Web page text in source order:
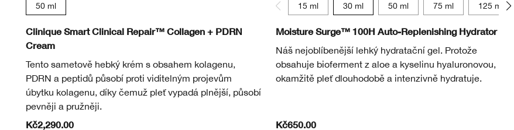
50 ml
Clinique Smart Clinical Repair™ Collagen + PDRN
Cream
Tento sametově hebký krém s obsahem kolagenu,
PDRN a peptidů působí proti viditelným projevům
úbytku kolagenu, díky čemuž pleť vypadá plnější, působí
pevněji a pružněji.
Kč2,290.00
15 ml 30 ml 50 ml 75 ml 125 ml
Moisture Surge™ 100H Auto-Replenishing Hydrator
Náš nejoblíbenější lehký hydratační gel. Protože
obsahuje bioferment z aloe a kyselinu hyaluronovou,
okamžitě pleť dlouhodobě a intenzivně hydratuje.
Kč650.00